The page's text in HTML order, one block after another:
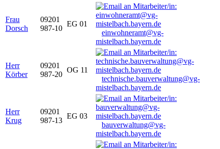
Frau
Dorsch
09201
987-10
EG 01
einwohneramt@vg-
mistelbach.bayern.de
Herr
Körber
09201
987-20
OG 11
technische.bauverwaltung@vg-
mistelbach.bayern.de
Herr
Krug
09201
987-13
EG 03
bauverwaltung@vg-
mistelbach.bayern.de